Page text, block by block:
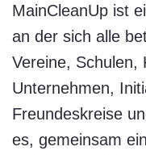
MainCleanUp ist
an der sich alle
Vereine, Schulen,
Unternehmen,
Freundeskreise
es, gemeinsam